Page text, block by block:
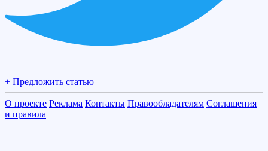
+ Предложить статью
О проекте Реклама Контакты Правообладателям Соглашения
и правила